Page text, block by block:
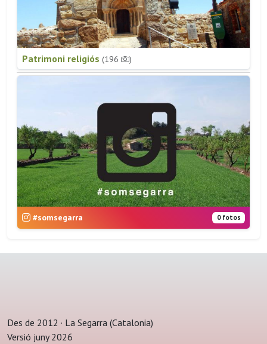
Patrimoni religiós (196 )
#somsegarra 0 fotos
Des de 2012 · La Segarra (Catalonia)
Versió juny 2026